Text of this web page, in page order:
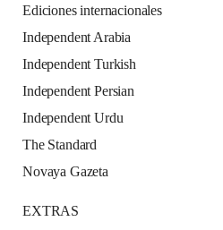
Ediciones internacionales
Independent Arabia
Independent Turkish
Independent Persian
Independent Urdu
The Standard
Novaya Gazeta
EXTRAS